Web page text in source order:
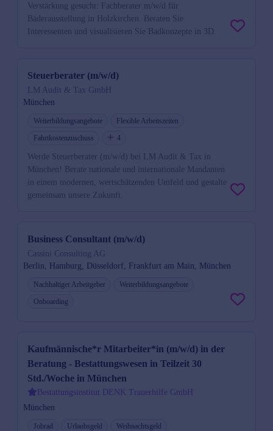
Verstärkung gesucht: Fachberater m/w/d für
Bäderausstellung in Holzkirchen. Beraten Sie
Interessenten und visualisieren Sie Badkonzepte in 3D.
Steuerberater (m/w/d)
LM Audit & Tax GmbH
München
Weiterbildungsangebote
Flexible Arbeitszeiten
Fahrtkostenzuschuss
4
Werde Steuerberater (m/w/d) bei LM Audit & Tax in
München! Berate nationale und internationale Mandanten
in einem modernen, wertschätzenden Umfeld und gestalte
gemeinsam unsere Zukunft.
Business Consultant (m/w/d)
Cassini Consulting AG
Berlin, Hamburg, Düsseldorf, Frankfurt am Main, München
Nachhaltiger Arbeitgeber
Weiterbildungsangebote
Onboarding
Kaufmännische*r Mitarbeiter*in (m/w/d) in der
Beratung - Bestattungswesen in Teilzeit 30
Std./Woche in München
Bestattungsinstitut DENK Trauerhilfe GmbH
München
Jobrad Urlaubsgeld Weihnachtsgeld